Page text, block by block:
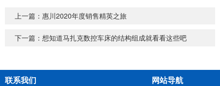
上一篇： 惠川2020年度销售精英之旅
下一篇： 想知道马扎克数控车床的结构组成就看看这些吧
联系我们 网站导航